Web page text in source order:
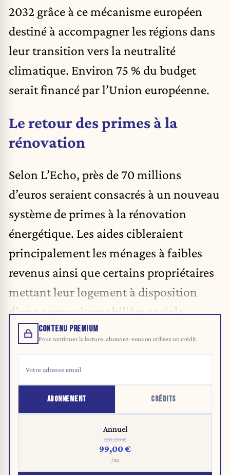
2032 grâce à ce mécanisme européen
destiné à accompagner les régions dans
leur transition vers la neutralité
climatique. Environ 75 % du budget
serait financé par l’Union européenne.
Le retour des primes à la
rénovation
Selon L’Echo, près de 70 millions
d’euros seraient consacrés à un nouveau
système de primes à la rénovation
énergétique. Les aides cibleraient
principalement les ménages à faibles
revenus ainsi que certains propriétaires
mettant leur logement à disposition
d’une agence immobilière sociale.
CONTENU PREMIUM
Pour continuer la lecture, abonnez-vous ou utilisez un crédit.
ABONNEMENT CRÉDITS
Annuel
120,00 €
99,00 €
/an